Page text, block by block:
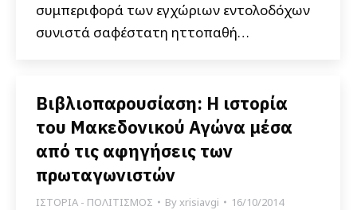
συμπεριφορά των εγχώριων εντολοδόχων
συνιστά σαφέστατη ηττοπαθή…
Βιβλιοπαρουσίαση: Η ιστορία
του Μακεδονικού Αγώνα μέσα
από τις αφηγήσεις των
πρωταγωνιστών
ΙΣΤΟΡΙΑ - ΠΟΛΙΤΙΣΜΟΣ Byxrisiavgi 16/10/2014